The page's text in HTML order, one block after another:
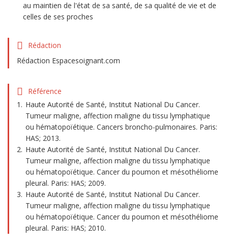
au maintien de l'état de sa santé, de sa qualité de vie et de
celles de ses proches
Rédaction
Rédaction Espacesoignant.com
Référence
Haute Autorité de Santé, Institut National Du Cancer.
Tumeur maligne, affection maligne du tissu lymphatique
ou hématopoïétique. Cancers broncho-pulmonaires. Paris:
HAS; 2013.
Haute Autorité de Santé, Institut National Du Cancer.
Tumeur maligne, affection maligne du tissu lymphatique
ou hématopoïétique. Cancer du poumon et mésothéliome
pleural. Paris: HAS; 2009.
Haute Autorité de Santé, Institut National Du Cancer.
Tumeur maligne, affection maligne du tissu lymphatique
ou hématopoïétique. Cancer du poumon et mésothéliome
pleural. Paris: HAS; 2010.